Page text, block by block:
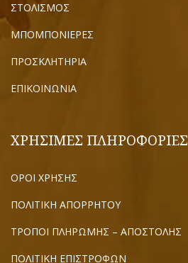
ΣΤΟΛΙΣΜΟΣ
ΜΠΟΜΠΟΝΙΕΡΕΣ
ΠΡΟΣΚΛΗΤΗΡΙΑ
ΕΠΙΚΟΙΝΩΝΙΑ
ΧΡΗΣΙΜΕΣ ΠΛΗΡΟΦΟΡΙΕΣ
ΟΡΟΙ ΧΡΗΣΗΣ
ΠΟΛΙΤΙΚΗ ΑΠΟΡΡΗΤΟΥ
ΤΡΟΠΟΙ ΠΛΗΡΩΜΗΣ – ΑΠΟΣΤΟΛΗΣ
ΠΟΛΙΤΙΚΗ ΕΠΙΣΤΡΟΦΩΝ